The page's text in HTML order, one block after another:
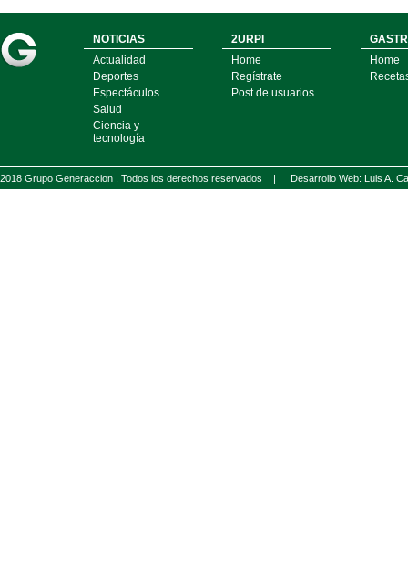
NOTICIAS
Actualidad
Deportes
Espectáculos
Salud
Ciencia y
tecnología
2URPI
Home
Regístrate
Post de usuarios
Home
2018 Grupo Generaccion . Todos los derechos reservados | Desarrollo Web: Luis